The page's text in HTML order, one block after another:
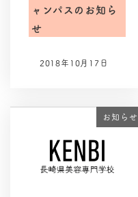
ャンパスのお知ら
せ
2018年10月17日
お知らせ